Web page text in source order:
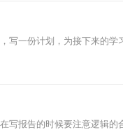
写一份计划，为接下来的学
写报告的时候要注意逻辑的